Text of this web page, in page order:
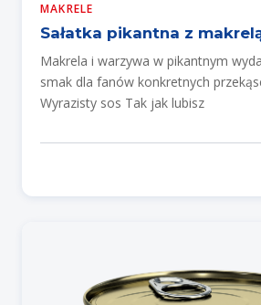
MAKRELE
Sałatka pikantna z
Makrela i warzywa w pikantnym
smak dla fanów konkretnych
Wyrazisty sos Tak jak lubisz